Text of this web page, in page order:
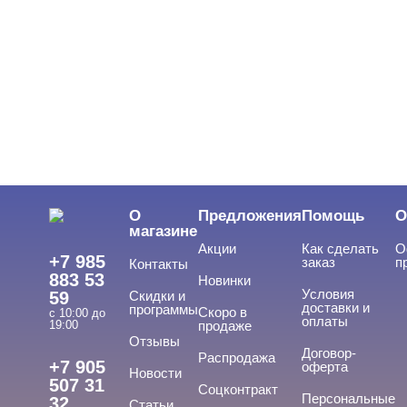
+7 985
883 53
59
с 10:00 до
19:00
+7 905
507 31
О
магазине
Контакты
Скидки и
программы
Отзывы
Новости
Предложения
Акции
Новинки
Скоро в
продаже
Распродажа
Соцконтракт
Помощь
Как сделать
заказ
Условия
доставки и
оплаты
Договор-
оферта
Персональные